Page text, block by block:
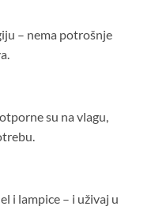
– nema potrošnje
su na vlagu,
i lampice – i uživaj u